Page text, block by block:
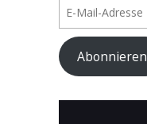
Adresse
Abonnieren